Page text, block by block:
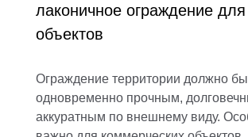
лаконичное ограждение
объектов
Ограждение территории должно
одновременно прочным,
аккуратным по внешнему виду.